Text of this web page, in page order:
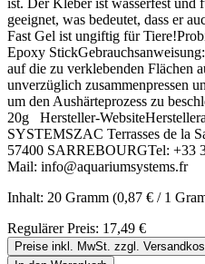
geeignet, was bedeutet, dass er
Fast Gel ist ungiftig für
Epoxy
auf die zu verklebenden Flächen
unverzüglich zusammenpressen
um den Aushärteprozess zu
20g Hersteller-
SYSTEMSZAC Terrasses de la
57400 SARREBOURGTel: +33
Mail: info@aquariumsystems.fr
Inhalt: 20 Gramm (0,87 € / 1
Regulärer Preis: 17,49 €
Preise inkl. MwSt. zzgl.